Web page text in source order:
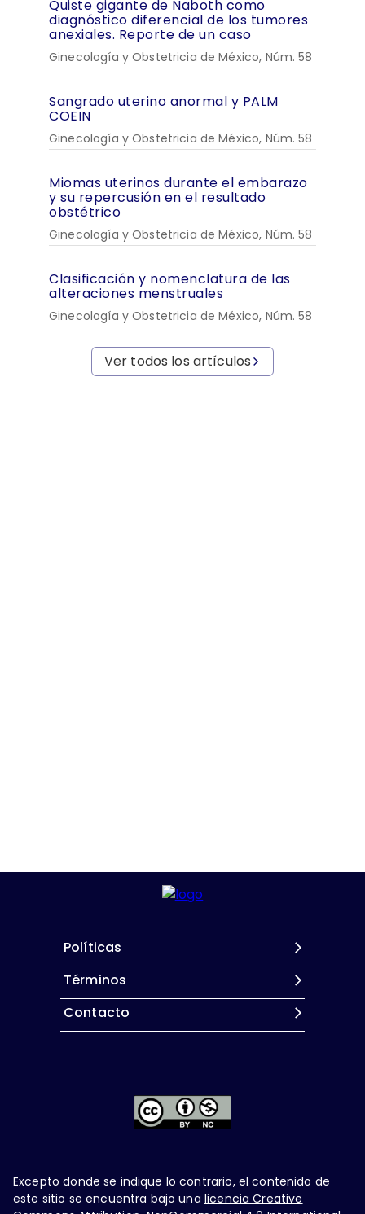
Quiste gigante de Naboth como
diagnóstico diferencial de los tumores
anexiales. Reporte de un caso
Ginecología y Obstetricia de México, Núm. 58
Sangrado uterino anormal y PALM
COEIN
Ginecología y Obstetricia de México, Núm. 58
Miomas uterinos durante el embarazo
y su repercusión en el resultado
obstétrico
Ginecología y Obstetricia de México, Núm. 58
Clasificación y nomenclatura de las
alteraciones menstruales
Ginecología y Obstetricia de México, Núm. 58
Ver todos los artículos
Políticas
Términos
Contacto
Excepto donde se indique lo contrario, el contenido de
este sitio se encuentra bajo una licencia Creative